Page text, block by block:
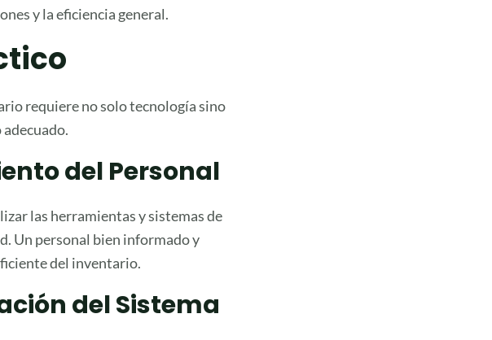
y la eficiencia general.
requiere no solo tecnología sino
del Personal
las herramientas y sistemas de
Un personal bien informado y
del inventario.
del Sistema